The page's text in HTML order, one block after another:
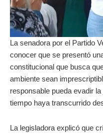
La senadora por el Partido
conocer que se presentó
constitucional que busca
ambiente sean
responsable pueda evadir
tiempo haya transcurrido
La legisladora explicó que